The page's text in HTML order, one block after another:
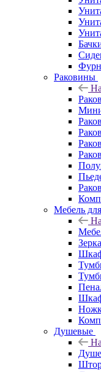
Раковины
Мебель
Душевые